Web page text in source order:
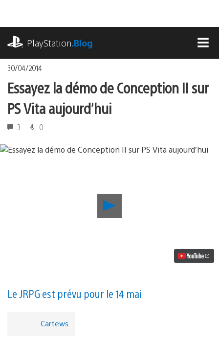
contenu
PlayStation.Blog
30/04/2014
Essayez la démo de Conception II sur
PS Vita aujourd’hui
3 0
vidéo
PS
Vita
Le JRPG est prévu pour le 14 mai
Cartews